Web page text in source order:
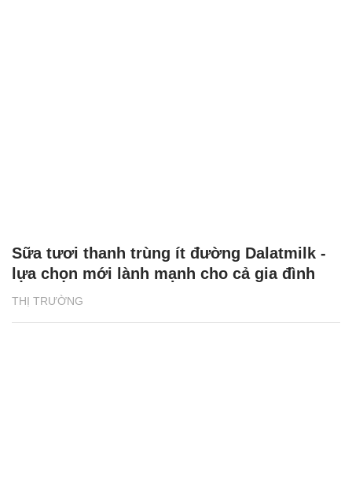
THỊ TRƯỜNG
Sữa tươi thanh trùng ít đường Dalatmilk -
lựa chọn mới lành mạnh cho cả gia đình